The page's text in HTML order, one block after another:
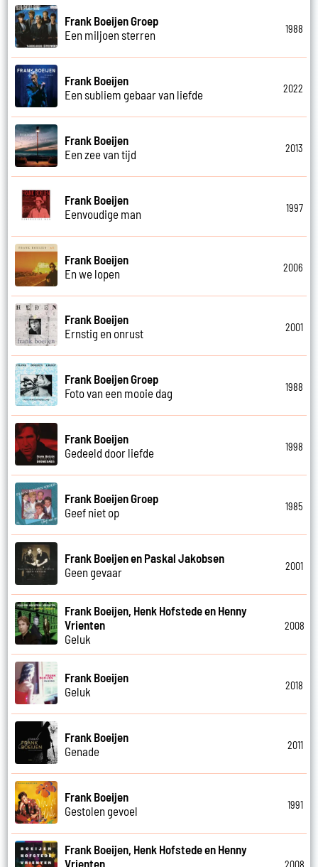
Frank Boeijen Groep
Een miljoen sterren
1988
Frank Boeijen
Een subliem gebaar van liefde
2022
Frank Boeijen
Een zee van tijd
2013
Frank Boeijen
Eenvoudige man
1997
Frank Boeijen
En we lopen
2006
Frank Boeijen
Ernstig en onrust
2001
Frank Boeijen Groep
Foto van een mooie dag
1988
Frank Boeijen
Gedeeld door liefde
1998
Frank Boeijen Groep
Geef niet op
1985
Frank Boeijen en Paskal Jakobsen
Geen gevaar
2001
Frank Boeijen, Henk Hofstede en Henny
Vrienten
Geluk
2008
Frank Boeijen
Geluk
2018
Frank Boeijen
Genade
2011
Frank Boeijen
Gestolen gevoel
1991
Frank Boeijen, Henk Hofstede en Henny
Vrienten
2008